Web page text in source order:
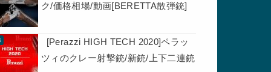
ク/価格相場/動画[BERETTA散弾銃]
[Perazzi HIGH TECH 2020]ペラッ
ツィのクレー射撃銃/新銃/上下二連銃